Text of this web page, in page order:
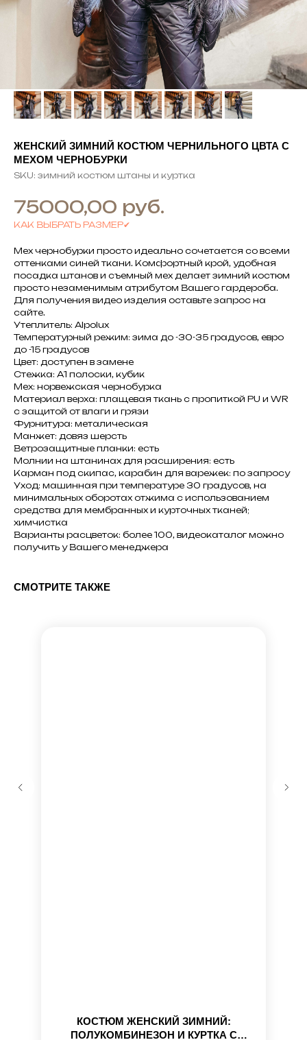
ЖЕНСКИЙ ЗИМНИЙ КОСТЮМ ЧЕРНИЛЬНОГО ЦВТА С
МЕХОМ ЧЕРНОБУРКИ
SKU: зимний костюм штаны и куртка
75000,00 руб.
КАК ВЫБРАТЬ РАЗМЕР✔
Мех чернобурки просто идеально сочетается со всеми
оттенками синей ткани. Комфортный крой, удобная
посадка штанов и съемный мех делает зимний костюм
просто незаменимым атрибутом Вашего гардероба.
Для получения видео изделия оставьте запрос на
сайте.
Утеплитель: Alpolux
Температурный режим: зима до -30-35 градусов, евро
до -15 градусов
Цвет: доступен в замене
Стежка: А1 полоски, кубик
Мех: норвежская чернобурка
Материал верха: плащевая ткань с пропиткой PU и WR
с защитой от влаги и грязи
Фурнитура: металическая
Манжет: довяз шерсть
Ветрозащитные планки: есть
Молнии на штанинах для расширения: есть
Карман под скипас, карабин для варежек: по запросу
Уход: машинная при температуре 30 градусов, на
минимальных оборотах отжима с использованием
средства для мембранных и курточных тканей;
химчистка
Варианты расцветок: более 100, видеокаталог можно
получить у Вашего менеджера
СМОТРИТЕ ТАКЖЕ
КОСТЮМ ЖЕНСКИЙ ЗИМНИЙ:
ПОЛУКОМБИНЕЗОН И КУРТКА С